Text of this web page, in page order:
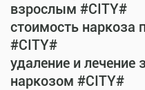
взрослым #CITY#
стоимость наркоза
#CITY#
удаление и
наркозом #CITY#